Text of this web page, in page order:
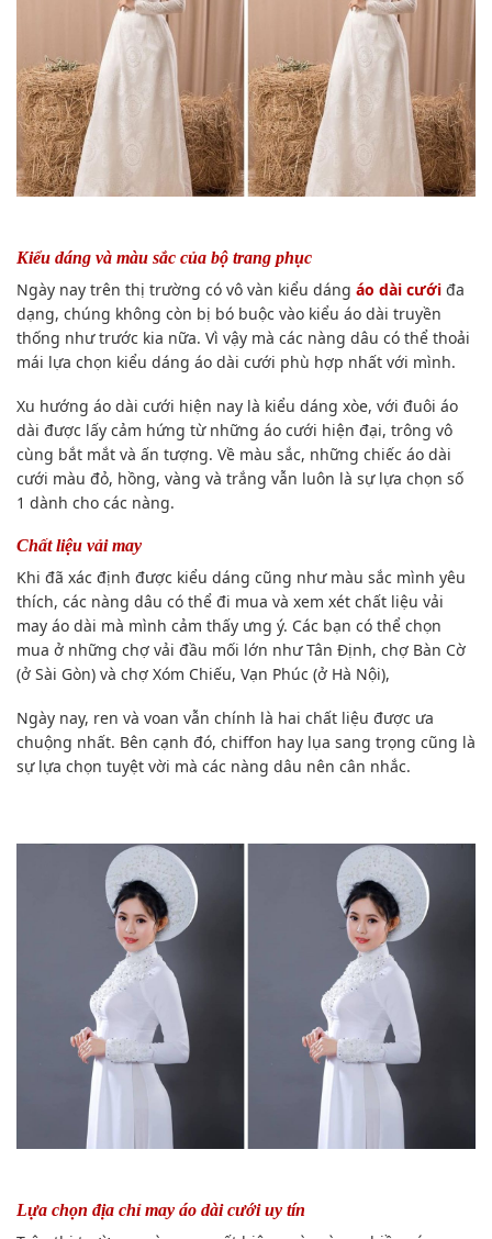
Kiểu dáng và màu sắc của bộ trang phục
Ngày nay trên thị trường có vô vàn kiểu dáng áo dài cưới đa
dạng, chúng không còn bị bó buộc vào kiểu áo dài truyền
thống như trước kia nữa. Vì vậy mà các nàng dâu có thể thoải
mái lựa chọn kiểu dáng áo dài cưới phù hợp nhất với mình.
Xu hướng áo dài cưới hiện nay là kiểu dáng xòe, với đuôi áo
dài được lấy cảm hứng từ những áo cưới hiện đại, trông vô
cùng bắt mắt và ấn tượng. Về màu sắc, những chiếc áo dài
cưới màu đỏ, hồng, vàng và trắng vẫn luôn là sự lựa chọn số
1 dành cho các nàng.
Chất liệu vải may
Khi đã xác định được kiểu dáng cũng như màu sắc mình yêu
thích, các nàng dâu có thể đi mua và xem xét chất liệu vải
may áo dài mà mình cảm thấy ưng ý. Các bạn có thể chọn
mua ở những chợ vải đầu mối lớn như Tân Định, chợ Bàn Cờ
(ở Sài Gòn) và chợ Xóm Chiếu, Vạn Phúc (ở Hà Nội),
Ngày nay, ren và voan vẫn chính là hai chất liệu được ưa
chuộng nhất. Bên cạnh đó, chiffon hay lụa sang trọng cũng là
sự lựa chọn tuyệt vời mà các nàng dâu nên cân nhắc.
Lựa chọn địa chỉ may áo dài cưới uy tín